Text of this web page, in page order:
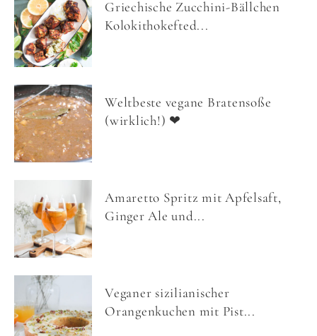
Griechische Zucchini-Bällchen
Kolokithokefted...
Weltbeste vegane Bratensoße
(wirklich!) ❤
Amaretto Spritz mit Apfelsaft,
Ginger Ale und...
Veganer sizilianischer
Orangenkuchen mit Pist...